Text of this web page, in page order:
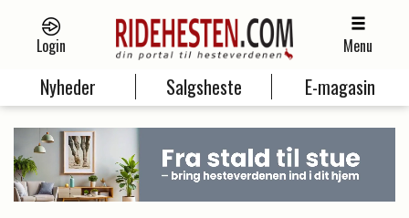
Login Menu
Nyheder Salgsheste E-magasin